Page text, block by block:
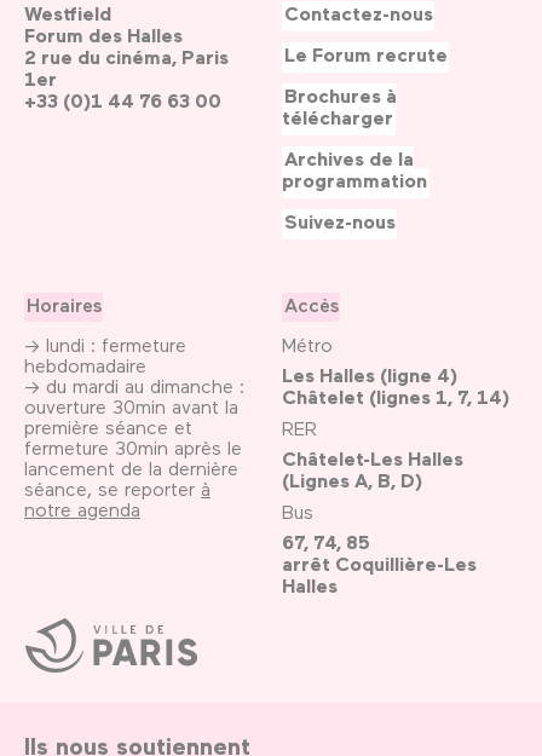
Ville
de
Paris
Westfield
Forum des Halles
2 rue du cinéma, Paris
1er
+33 (0)1 44 76 63 00
Horaires
→ lundi : fermeture
hebdomadaire
→ du mardi au dimanche :
ouverture 30min avant la
première séance et
fermeture 30min après le
lancement de la dernière
séance, se reporter à
notre agenda
Accès
Métro
Les Halles (ligne 4)
Châtelet (lignes 1, 7, 14)
RER
Châtelet-Les Halles
(Lignes A, B, D)
Bus
67, 74, 85
arrêt Coquillière-Les
Halles
Contactez-nous
Le Forum recrute
Brochures à
télécharger
Archives de la
programmation
Suivez-nous
Ils nous soutiennent